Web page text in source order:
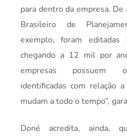
para dentro da empresa.
Brasileiro de
exemplo, foram
chegando a 12 mil por
empresas possuem
identificadas com relação
mudam a todo o tempo”,
Doné acredita, ainda,